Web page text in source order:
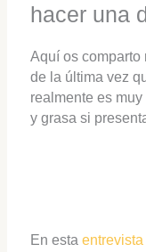
hacer una
Aquí os comparto
de la última vez
realmente es
y grasa si
En esta entrevista